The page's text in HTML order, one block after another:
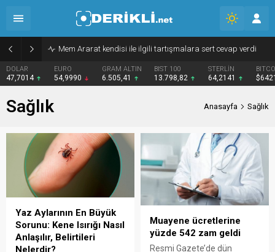
Mem Ararat kendisi ile ilgili tartışmalara sert cevap verdi
EURO
54,9990
GRAM ALTIN
6.505,41
BIST 100
13.798,82
STERLİN
64,2141
BITCOIN
$64217
BNB
Sağlık Anasayfa Sağlık
Yaz Aylarının En Büyük
Sorunu: Kene Isırığı Nasıl
Anlaşılır, Belirtileri
Nelerdir?
Muayene ücretlerine
yüzde 542 zam geldi
Resmi Gazete’de dün